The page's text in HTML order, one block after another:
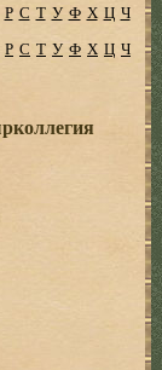
Р С Т У Ф Х Ц Ч
Р С Т У Ф Х Ц Ч